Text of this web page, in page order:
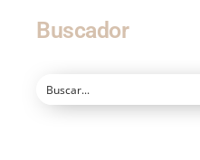
Buscador